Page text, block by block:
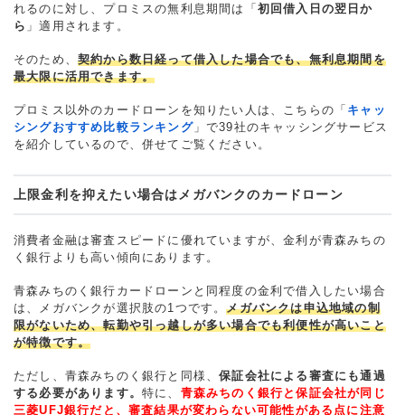
れるのに対し、プロミスの無利息期間は「 初回借入日の翌日か
ら 」適用されます。
そのため、 契約から数日経って借入した場合でも、無利息期間を
最大限に活用できます。
プロミス以外のカードローンを知りたい人は、こちらの「 キャッ
シングおすすめ比較ランキング」で39社のキャッシングサービス
を紹介しているので、併せてご覧ください。
上限金利を抑えたい場合はメガバンクのカードローン
消費者金融は審査スピードに優れていますが、金利が青森みちの
く銀行よりも高い傾向にあります。
青森みちのく銀行カードローンと同程度の金利で借入したい場合
は、メガバンクが選択肢の1つです。メガバンクは申込地域の制
限がないため、転勤や引っ越しが多い場合でも利便性が高いこと
が特徴です。
ただし、青森みちのく銀行と同様、保証会社による審査にも通過
する必要があります。 特に、 青森みちのく銀行と保証会社が同じ
三菱UFJ銀行だと、審査結果が変わらない可能性がある点に注意